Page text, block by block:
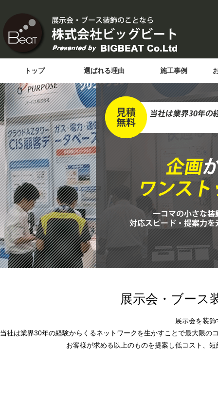
トップ 選ばれる理由 施工事例
展示会・ブース
展示会を装
当社は業界30年の経験からくるネットワークを生かすことで最大限
お客様が求める以上のものを提案し低コスト、